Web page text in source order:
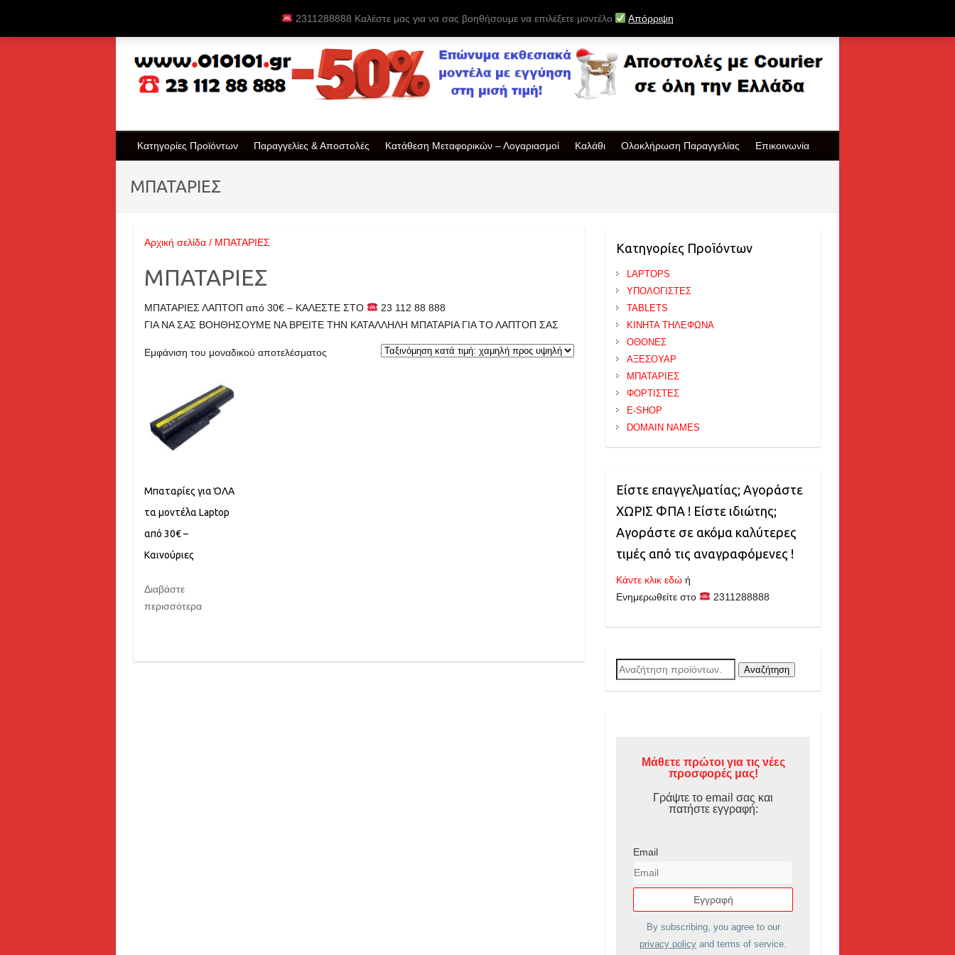
2311288888 Καλέστε μας για να σας βοηθήσουμε να επιλέξετε μοντέλο Απόρριψη
Κατηγορίες Προϊόντων Παραγγελίες & Αποστολές Κατάθεση Μεταφορικών – Λογαριασμοί Καλάθι Ολοκλήρωση Παραγγελίας Επικοινωνία
ΜΠΑΤΑΡΙΕΣ
Αρχική σελίδα/ ΜΠΑΤΑΡΙΕΣ
ΜΠΑΤΑΡΙΕΣ
ΜΠΑΤΑΡΙΕΣ ΛΑΠΤΟΠ από 30€ – ΚΑΛΕΣΤΕ ΣΤΟ
23 112 88 888
ΓΙΑ ΝΑ ΣΑΣ ΒΟΗΘΗΣΟΥΜΕ ΝΑ ΒΡΕΙΤΕ ΤΗΝ ΚΑΤΑΛΛΗΛΗ ΜΠΑΤΑΡΙΑ ΓΙΑ ΤΟ ΛΑΠΤΟΠ ΣΑΣ
Εμφάνιση του μοναδικού αποτελέσματος
Μπαταρίες για ΌΛΑ
τα μοντέλα Laptop
από 30€ –
Καινούριες
Διαβάστε
περισσότερα
Κατηγορίες Προϊόντων
LAPTOPS
ΥΠΟΛΟΓΙΣΤΕΣ
TABLETS
ΚΙΝΗΤΑ ΤΗΛΕΦΩΝΑ
ΟΘΟΝΕΣ
ΑΞΕΣΟΥΑΡ
ΜΠΑΤΑΡΙΕΣ
ΦΟΡΤΙΣΤΕΣ
E-SHOP
DOMAIN NAMES
Είστε επαγγελματίας; Αγοράστε
ΧΩΡΙΣ ΦΠΑ ! Είστε ιδιώτης;
Αγοράστε σε ακόμα καλύτερες
τιμές από τις αναγραφόμενες !
Κάντε κλικ εδώ ή
Ενημερωθείτε στο
2311288888
Αναζήτηση
για:
Αναζήτηση
Μάθετε πρώτοι για τις νέες
προσφορές μας!
Γράψτε το email σας και
πατήστε εγγραφή:
Email
By subscribing, you agree to our
privacy policy and terms of service.